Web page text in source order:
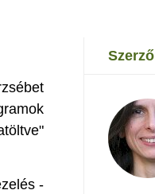
-
szerző